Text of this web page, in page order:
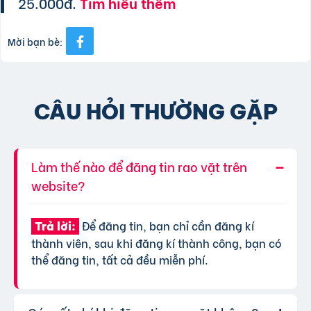
Mời bạn bè:
CÂU HỎI THƯỜNG GẶP
Làm thế nào để đăng tin rao vặt trên
website?
Trả lời: Để đăng tin, bạn chỉ cần đăng kí
thành viên, sau khi đăng kí thành công, bạn có
thể đăng tin, tất cả đều miễn phí.